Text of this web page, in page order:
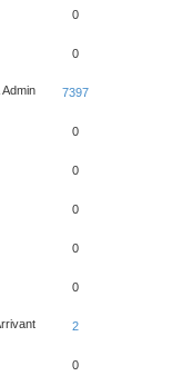
0
0
7397
0
0
0
0
0
2
0